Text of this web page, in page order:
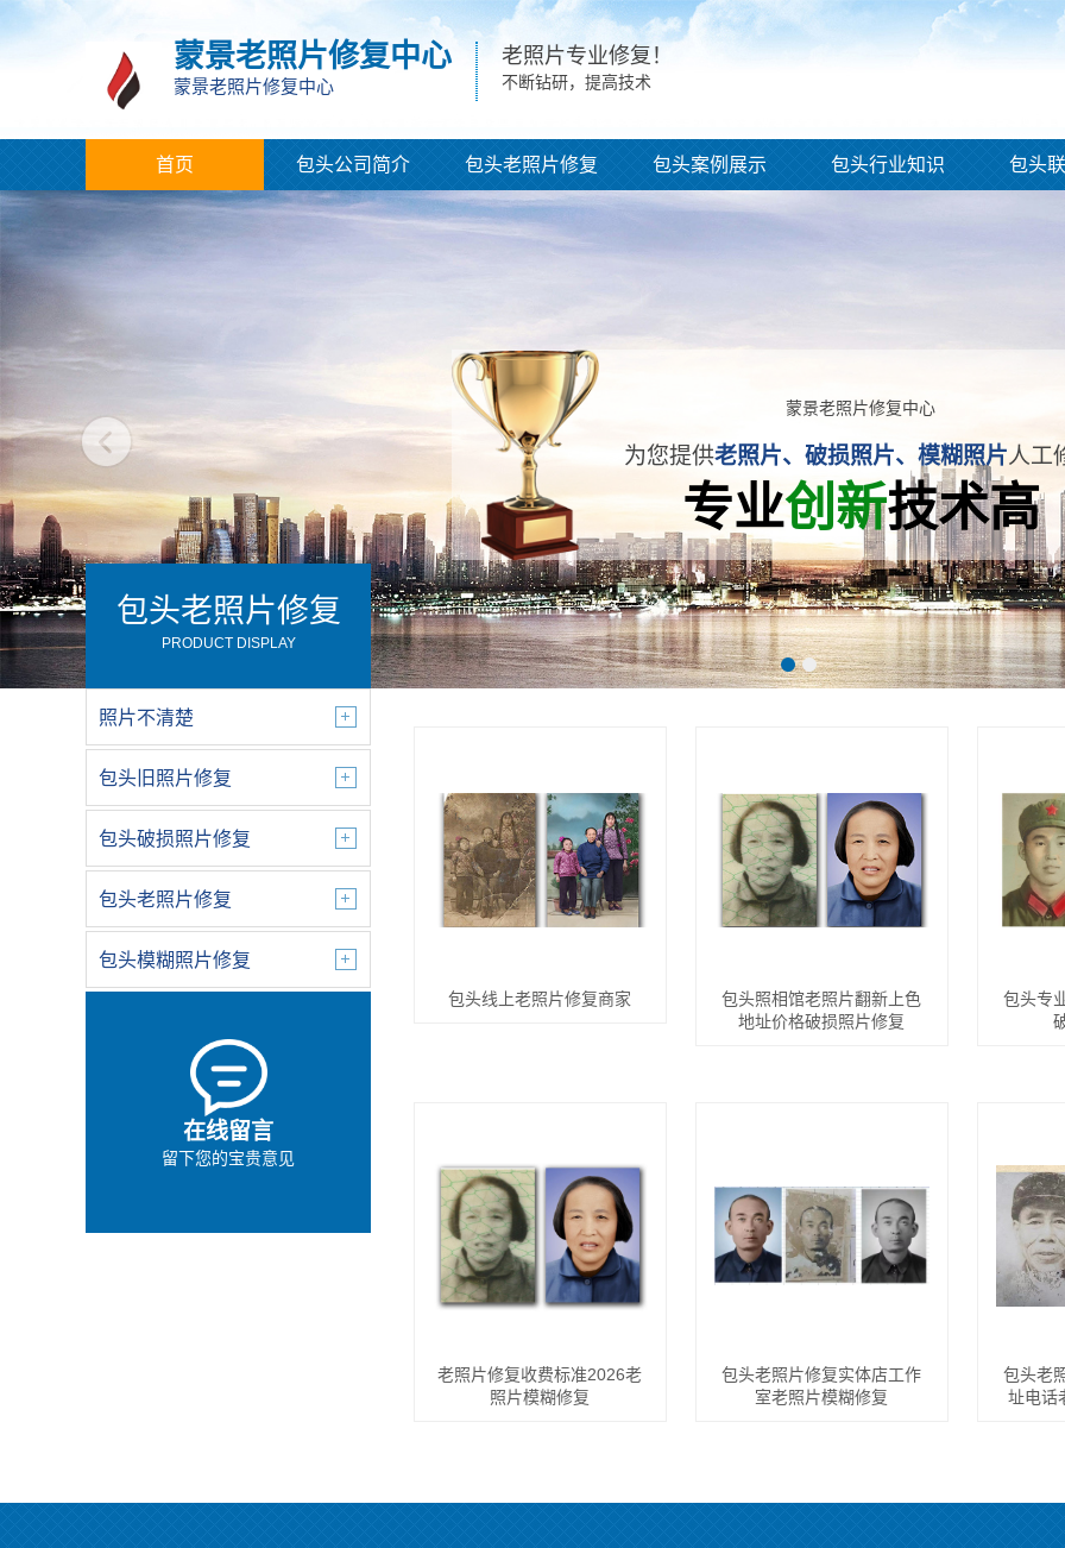
蒙景老照片修复中心
蒙景老照片修复中心
老照片专业修复 ！
不断钻研，提高技术
首页 包头公司简介 包头老照片修复 包头案例展示 包头行业知识 包头
蒙景老照片修复中心
为您提供老照片、破损照片、模糊照片人工
专业创新技术高
包头老照片修复
PRODUCT DISPLAY
照片不清楚
包头旧照片修复
包头破损照片修复
包头老照片修复
包头模糊照片修复
在线留言
留下您的宝贵意见
包头线上老照片修复商家
包头照相馆老照片翻新上色
地址价格破损照片修复
包头专
老照片修复收费标准2026老
照片模糊修复
包头老照片修复实体店工作
室老照片模糊修复
包头老
址电话